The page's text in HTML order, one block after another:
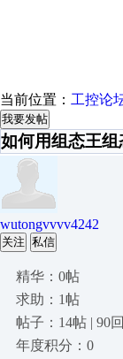
当前位置： 工控论
我要发帖
如何用组态王组
wutongvvvv4242
关注 私信
精华：0帖
求助：1帖
帖子：14帖 | 90回
年度积分：0